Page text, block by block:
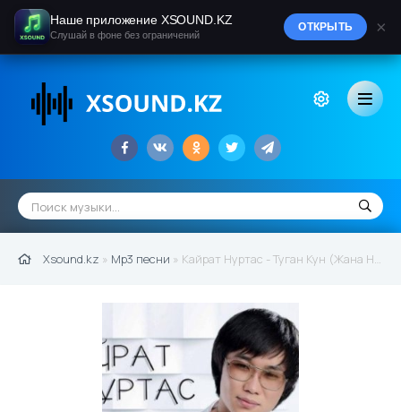
Xsound.kz » Mp3 песни » Кайрат Нуртас - Туган Кун (Жана Нуска) 2016
Наше приложение XSOUND.KZ
Слушай в фоне без ограничений
ОТКРЫТЬ ×